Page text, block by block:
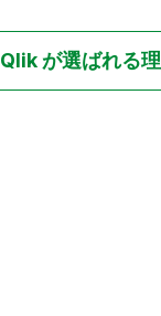
Qlik が選ばれる